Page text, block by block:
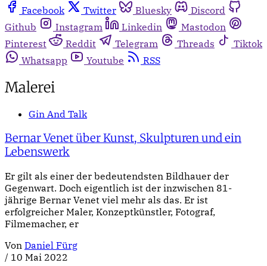
Facebook
Twitter Bluesky
Discord
Github
Instagram Linkedin
Mastodon
Pinterest
Reddit Telegram Threads
Tiktok
Whatsapp
Youtube RSS
Malerei
Gin And Talk
Bernar Venet über Kunst, Skulpturen und ein
Lebenswerk
Er gilt als einer der bedeutendsten Bildhauer der
Gegenwart. Doch eigentlich ist der inzwischen 81-
jährige Bernar Venet viel mehr als das. Er ist
erfolgreicher Maler, Konzeptkünstler, Fotograf,
Filmemacher, er
Von Daniel Fürg
/ 10 Mai 2022